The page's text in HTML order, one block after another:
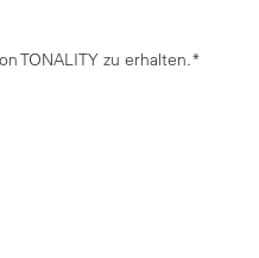
TONALITY zu erhalten.*